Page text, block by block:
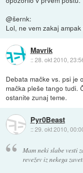
@šernk:
Lol, ne vem zakaj
Mavrik
::28. okt 2010,
Debata mačke vs. psi je
mačka pleše tango tudi.
ostanite zunaj teme.
Pyr0Beast
::29. okt 2010,
Mam neki slabe vesti
revežev iz nekega